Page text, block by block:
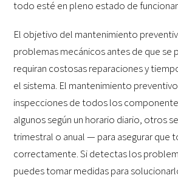
todo esté en pleno estado de
El objetivo del mantenimiento
problemas mecánicos antes de que se
requiran costosas reparaciones y
el sistema. El mantenimiento
inspecciones de todos los
algunos según un horario diario, otros
trimestral o anual — para asegurar que
correctamente. Si detectas los
puedes tomar medidas para